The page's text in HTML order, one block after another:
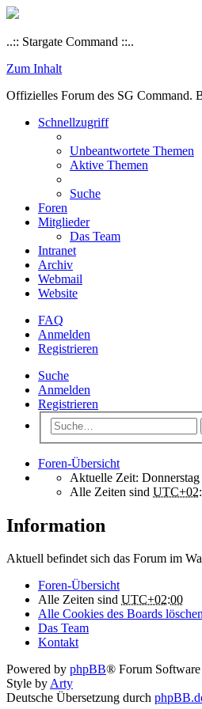
..:: Stargate Command ::..
Zum Inhalt
Offizielles Forum des SG Command.
Schnellzugriff
Unbeantwortete Themen
Aktive Themen
Suche
Foren
Mitglieder
Das Team
Intranet
Archiv
Webmail
Website
FAQ
Anmelden
Registrieren
Suche
Anmelden
Registrieren
Foren-Übersicht
Aktuelle Zeit:
Alle Zeiten sind
Information
Aktuell befindet sich das Forum im
Foren-Übersicht
Alle Zeiten sind UTC+02:00
Alle Cookies des Boards
Das Team
Kontakt
Powered by phpBB® Forum
Style byArty
Deutsche Übersetzung durch